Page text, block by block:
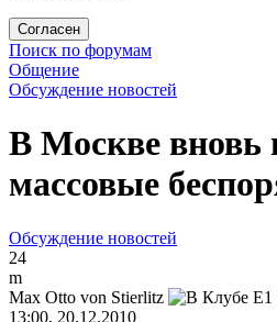
Согласен
Поиск по форумам
Общение
Обсуждение новостей
В Москве
массовые
Обсуждение новостей
24
m
Max Otto von Stierlitz
13:00, 20.12.2010